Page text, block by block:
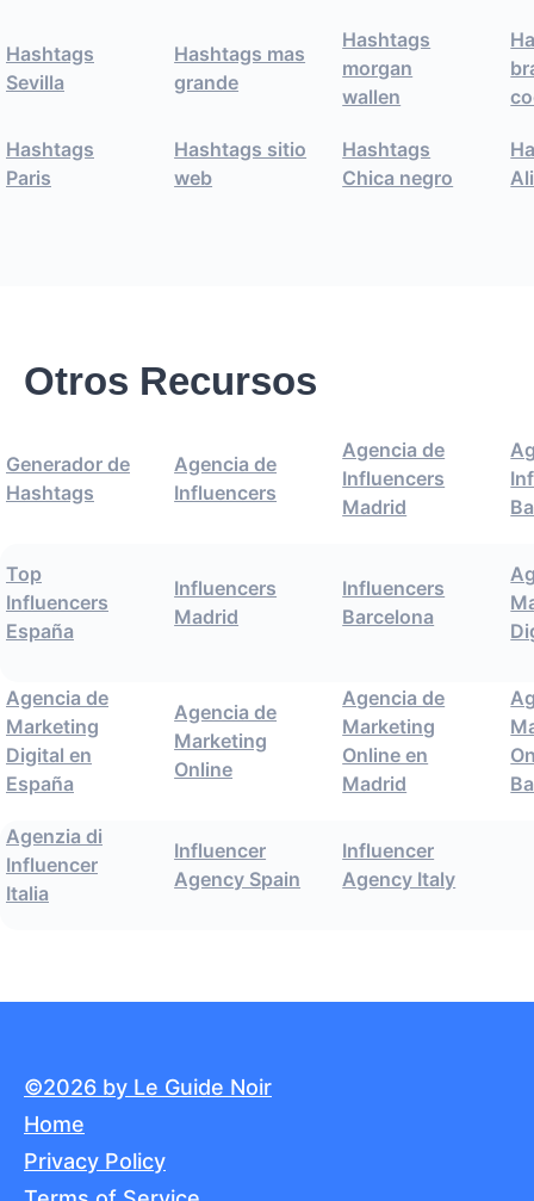
Hashtags
Sevilla
Hashtags mas
grande
Hashtags
morgan
wallen
Hashtags
Paris
Hashtags sitio
web
Hashtags
Chica negro
Otros Recursos
Generador de
Hashtags
Agencia de
Influencers
Agencia de
Influencers
Madrid
Top
Influencers
España
Influencers
Madrid
Influencers
Barcelona
Agencia de
Marketing
Digital en
España
Agencia de
Marketing
Online
Agencia de
Marketing
Online en
Madrid
Agenzia di
Influencer
Italia
Influencer
Agency Spain
Influencer
Agency Italy
©2026 by Le Guide Noir
Home
Privacy Policy